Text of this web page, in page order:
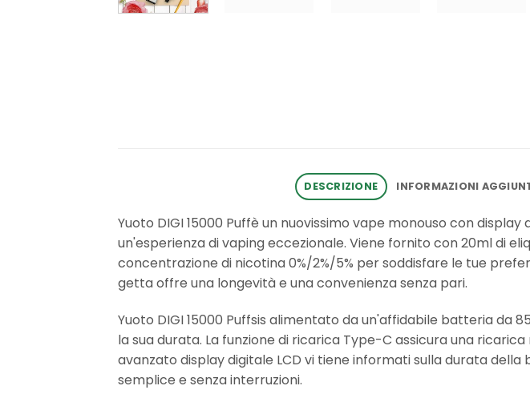
DESCRIZIONE INFORMAZIONI
Yuoto DIGI 15000 Puffè un nuovissimo vape monouso con
un'esperienza di vaping eccezionale. Viene fornito con 20ml di
concentrazione di nicotina 0%/2%/5% per soddisfare le tue
getta offre una longevità e una convenienza senza pari.
Yuoto DIGI 15000 Puffsis alimentato da un'affidabile batteria
la sua durata. La funzione di ricarica Type-C assicura una
avanzato display digitale LCD vi tiene informati sulla durata
semplice e senza interruzioni.